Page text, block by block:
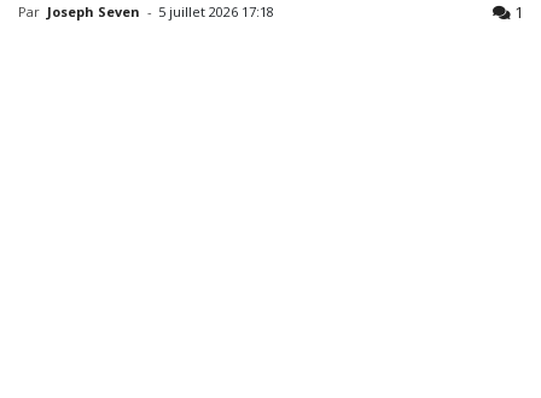
Par Joseph Seven - 5 juillet 2026 17:18 1